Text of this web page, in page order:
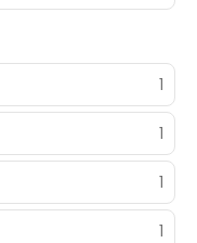
1
1
1
1